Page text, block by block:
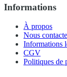
Informations
À propos
Nous
Informations
CGV
Politiques de